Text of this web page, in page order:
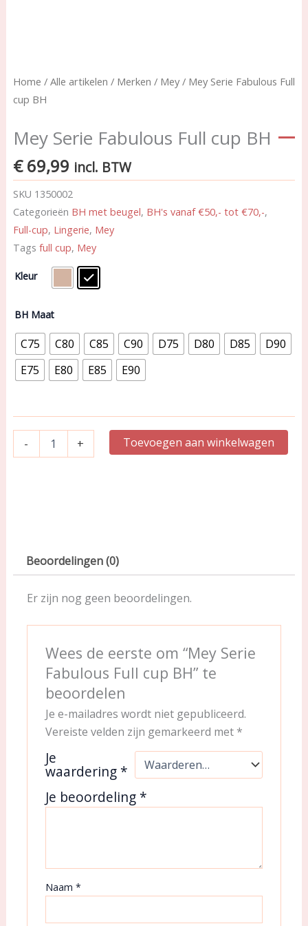
Home / Alle artikelen / Merken / Mey/ Mey Serie Fabulous Full
cup BH
Mey Serie Fabulous Full cup BH
€69,99 incl. BTW
SKU 1350002
Categorieën BH met beugel, BH's vanaf €50,- tot €70,-,
Full-cup, Lingerie, Mey
Tags full cup, Mey
Kleur
BH Maat
C75 C80 C85 C90 D75 D80 D85
D90
E75
E80 E85 E90
-
Mey
Full
BH
aantal
+ Toevoegen aan winkelwagen
Beoordelingen (0)
Er zijn nog geen beoordelingen.
Wees de eerste om “Mey Serie
Fabulous Full cup BH” te
beoordelen
Je e-mailadres wordt niet gepubliceerd.
Vereiste velden zijn gemarkeerd met *
Je
waardering *
Je beoordeling *
Naam*